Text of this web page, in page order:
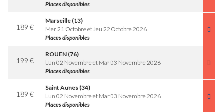
Places disponibles
189 €
Marseille (13)
Mer 21 Octobre et Jeu 22 Octobre 2026
Places disponibles
199 €
ROUEN (76)
Lun 02 Novembre et Mar 03 Novembre 2026
Places disponibles
189 €
Saint Aunes (34)
Lun 02 Novembre et Mar 03 Novembre 2026
Places disponibles